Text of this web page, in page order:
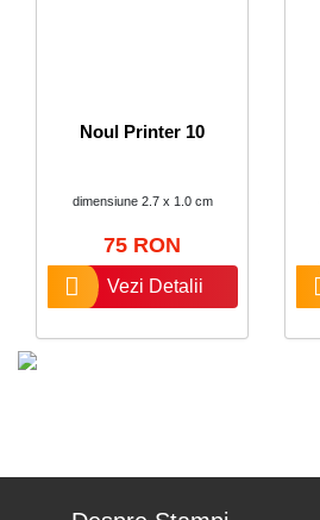
Noul Printer 10
dimensiune 2.7 x 1.0 cm
75 RON
Vezi Detalii